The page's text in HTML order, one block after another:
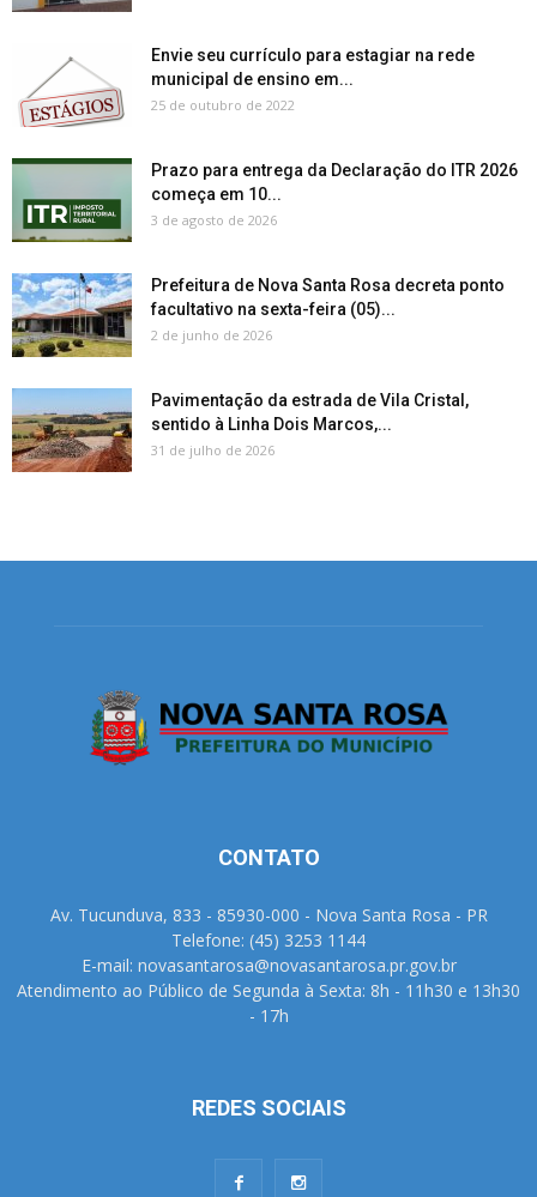
Envie seu currículo para estagiar na rede
municipal de ensino em...
25 de outubro de 2022
Prazo para entrega da Declaração do ITR 2026
começa em 10...
3 de agosto de 2026
Prefeitura de Nova Santa Rosa decreta ponto
facultativo na sexta-feira (05)...
2 de junho de 2026
Pavimentação da estrada de Vila Cristal,
sentido à Linha Dois Marcos,...
31 de julho de 2026
CONTATO
Av. Tucunduva, 833 - 85930-000 - Nova Santa Rosa - PR
Telefone: (45) 3253 1144
E-mail: novasantarosa@novasantarosa.pr.gov.br
Atendimento ao Público de Segunda à Sexta: 8h - 11h30 e 13h30
- 17h
REDES SOCIAIS